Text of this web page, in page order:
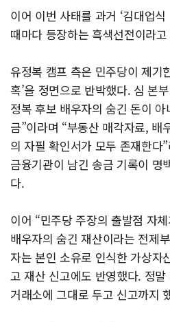
이어 이번 사태를 과거 ‘김대업
때마다 등장하는 흑색선전이라
유정복 캠프 측은 민주당이 제기
혹’을 정면으로 반박했다. 심 본
정복 후보 배우자의 숨긴 돈이
금”이라며 “부동산 매각자료, 배
의 자필 확인서가 모두 존재한다
금융기관이 남긴 송금 기록이 명
다.
이어 “민주당 주장의 출발점 자
배우자의 숨긴 재산이라는 전제
자는 본인 소유로 인식한 가상자
고 재산 신고에도 반영했다. 정
거래소에 그대로 두고 신고까지